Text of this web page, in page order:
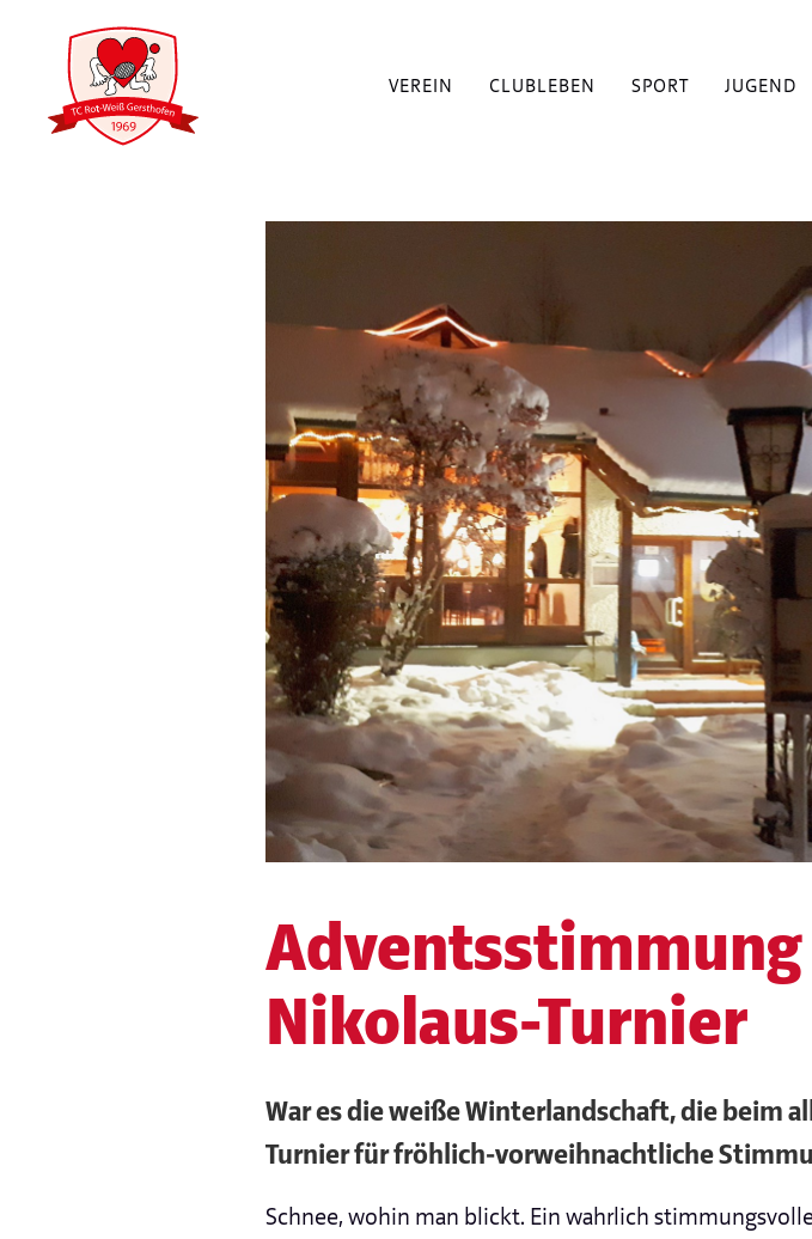
VEREIN CLUBLEBEN SPORT JUGEND
Nikolaus-Turnier
War es die weiße Winterlandschaft, die beim
Turnier für fröhlich-vorweihnachtliche
Schnee, wohin man blickt. Ein wahrlich